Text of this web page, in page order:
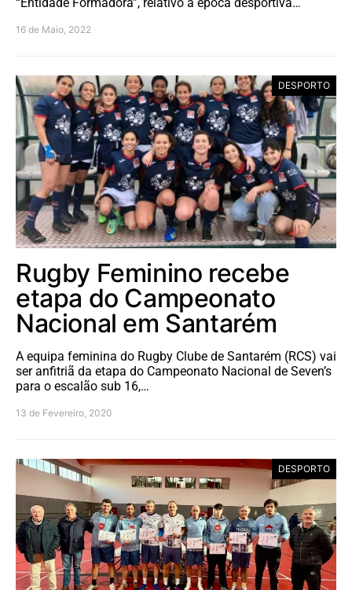
16 de Maio, 2022
DESPORTO
Rugby Feminino recebe
etapa do Campeonato
Nacional em Santarém
A equipa feminina do Rugby Clube de Santarém (RCS) vai
ser anfitriã da etapa do Campeonato Nacional de Seven’s
para o escalão sub 16,…
13 de Fevereiro, 2020
DESPORTO